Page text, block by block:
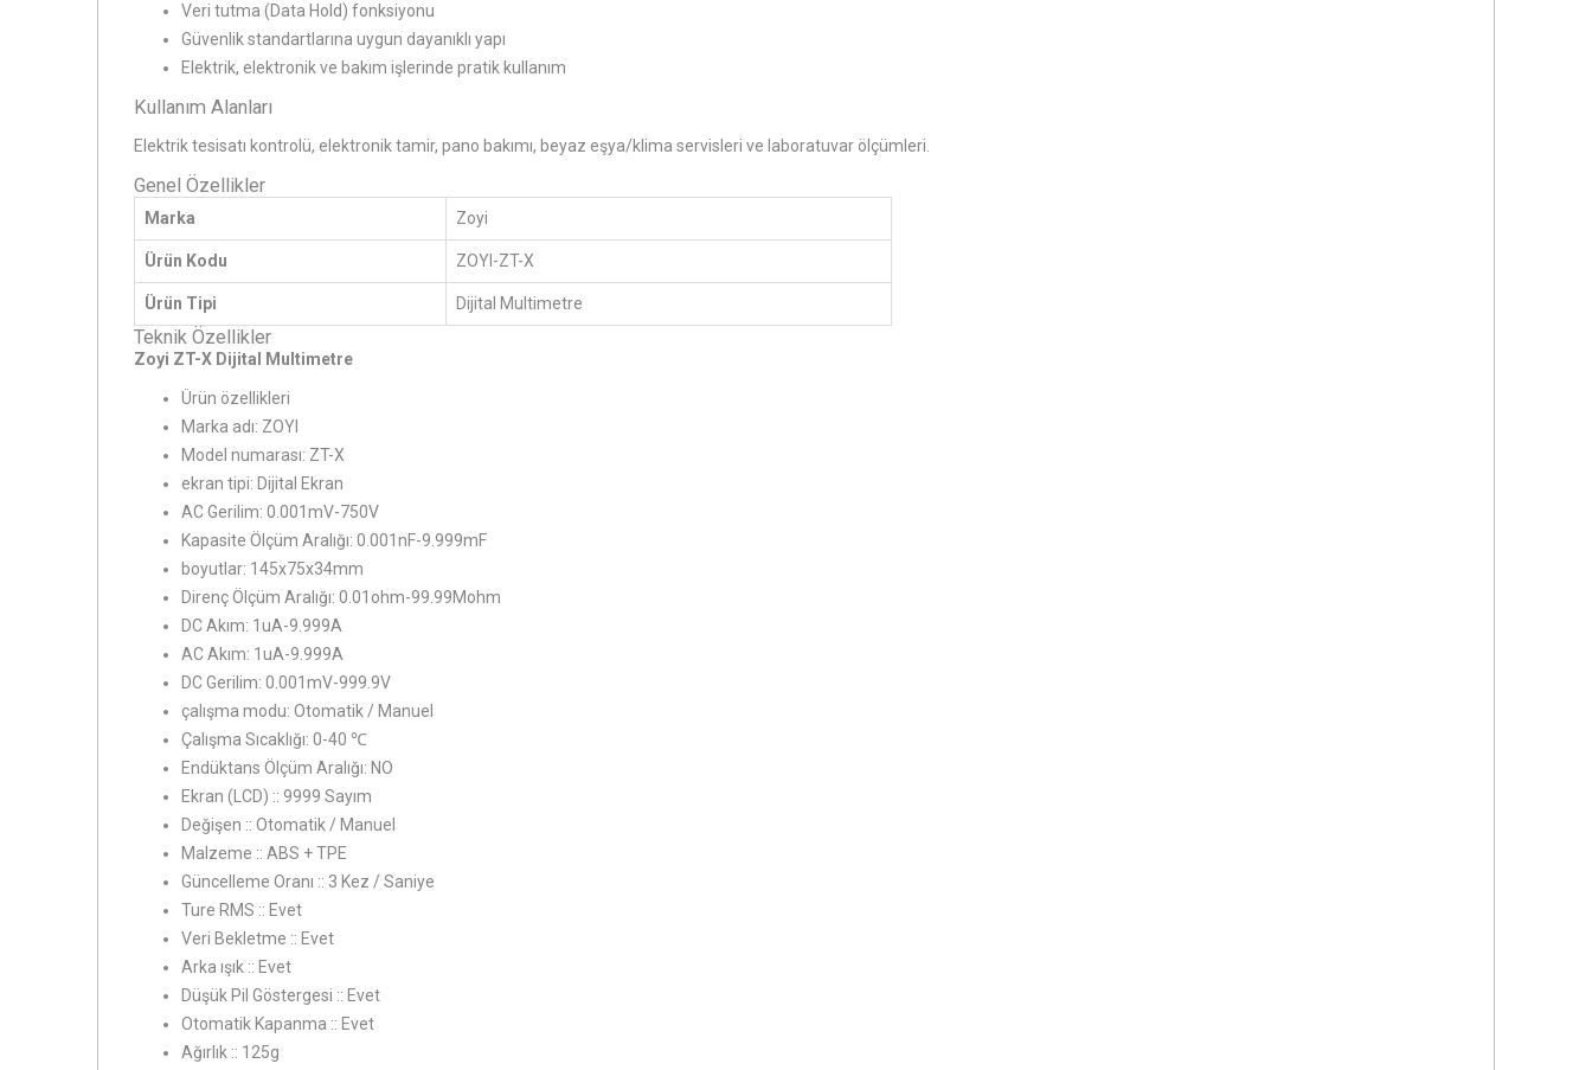
Veri tutma (Data Hold) fonksiyonu
Güvenlik standartlarına uygun dayanıklı yapı
Elektrik, elektronik ve bakım işlerinde pratik kullanım
Kullanım Alanları
Elektrik tesisatı kontrolü, elektronik tamir, pano bakımı, beyaz eşya/klima servisleri ve laboratuvar ölçümleri.
Genel Özellikler
Marka Zoyi
Ürün Kodu ZOYI-ZT-X
Ürün Tipi Dijital Multimetre
Teknik Özellikler
Zoyi ZT-X Dijital Multimetre
Ürün özellikleri
Marka adı: ZOYI
Model numarası: ZT-X
ekran tipi: Dijital Ekran
AC Gerilim: 0.001mV-750V
Kapasite Ölçüm Aralığı: 0.001nF-9.999mF
boyutlar: 145x75x34mm
Direnç Ölçüm Aralığı: 0.01ohm-99.99Mohm
DC Akım: 1uA-9.999A
AC Akım: 1uA-9.999A
DC Gerilim: 0.001mV-999.9V
çalışma modu: Otomatik / Manuel
Çalışma Sıcaklığı: 0-40 ℃
Endüktans Ölçüm Aralığı: NO
Ekran (LCD) :: 9999 Sayım
Değişen :: Otomatik / Manuel
Malzeme :: ABS + TPE
Güncelleme Oranı :: 3 Kez / Saniye
Ture RMS :: Evet
Veri Bekletme :: Evet
Arka ışık :: Evet
Düşük Pil Göstergesi :: Evet
Otomatik Kapanma :: Evet
Ağırlık :: 125g